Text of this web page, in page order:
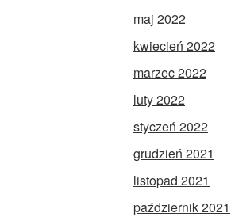
maj 2022
kwiecień 2022
marzec 2022
luty 2022
styczeń 2022
grudzień 2021
listopad 2021
październik 2021